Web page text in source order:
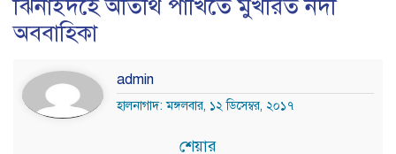
ঝিনাইদহে অতিথি পাখিতে মুখরিত নদী
অববাহিকা
admin
হালনাগাদ: মঙ্গলবার, ১২ ডিসেম্বর, ২০১৭
শেয়ার